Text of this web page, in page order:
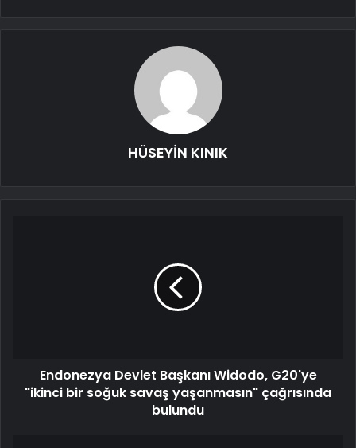
HÜSEYİN KINIK
Endonezya Devlet Başkanı Widodo, G20'ye
"ikinci bir soğuk savaş yaşanmasın" çağrısında
bulundu